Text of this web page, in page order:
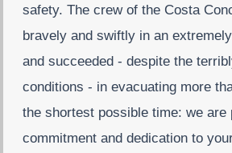
safety. The crew of the Costa
bravely and swiftly in an
and succeeded - despite the
conditions - in evacuating more
the shortest possible time: we are
commitment and dedication to